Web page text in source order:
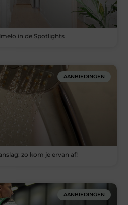
in de Spotlights
AANBIEDINGEN
zo kom je ervan af!
AANBIEDINGEN